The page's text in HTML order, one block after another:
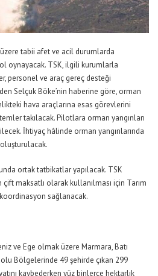
tabii afet ve acil durumlarda
oynayacak. TSK, ilgili kurumlarla
personel ve araç gereç desteği
Selçuk Böke’nin haberine göre, orman
hava araçlarına esas görevlerini
takılacak. Pilotlara orman yangınları
İhtiyaç hâlinde orman yangınlarında
oluşturulacak.
ortak tatbikatlar yapılacak. TSK
çift maksatlı olarak kullanılması için Tarım
sağlanacak.
ve Ege olmak üzere Marmara, Batı
Bölgelerinde 49 şehirde çıkan 299
kaybederken yüz binlerce hektarlık